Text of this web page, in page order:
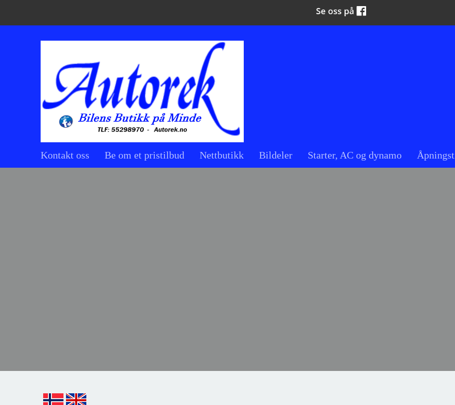
Kontakt oss Be om et pristilbud Nettbutikk Bildeler Starter, AC og dynamo